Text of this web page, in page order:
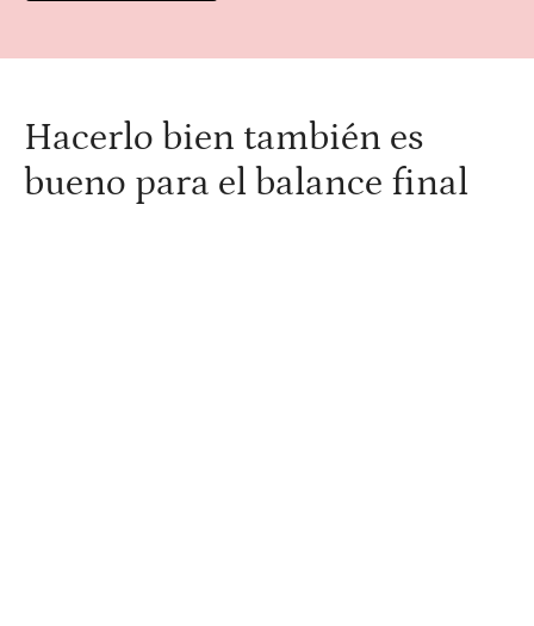
Hacerlo bien también es
bueno para el balance final